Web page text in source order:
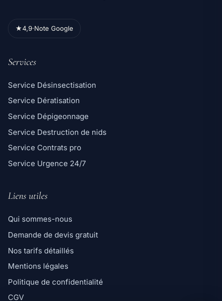
★4,9·Note Google
Services
Service Désinsectisation
Service Dératisation
Service Dépigeonnage
Service Destruction de nids
Service Contrats pro
Service Urgence 24/7
Liens utiles
Qui sommes-nous
Demande de devis gratuit
Nos tarifs détaillés
Mentions légales
Politique de confidentialité
CGV